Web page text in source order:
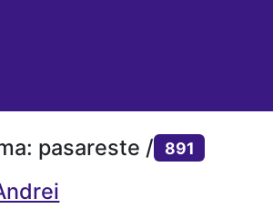
pasareste / 891